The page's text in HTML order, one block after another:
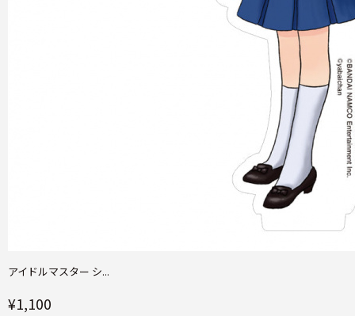
アイドルマスター シ...
¥1,100